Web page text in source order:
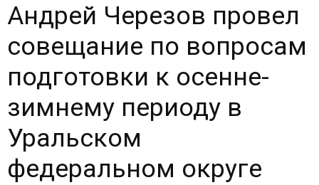
Андрей Черезов провел
совещание по вопросам
подготовки к осенне-
зимнему периоду в
Уральском
федеральном округе